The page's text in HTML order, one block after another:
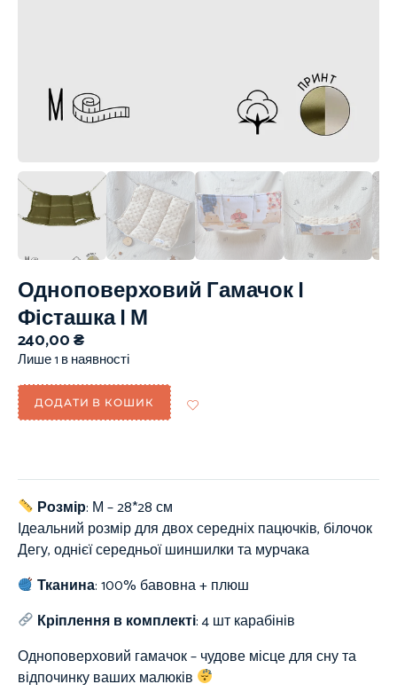
Одноповерховий Гамачок |
Фісташка | М
240,00₴
Лише 1 в наявності
ДОДАТИ В КОШИК
Розмір: М – 28*28 см
Ідеальний розмір для двох середніх пацючків, білочок
Дегу, однієї середньої шиншилки та мурчака
Тканина:100% бавовна + плюш
Кріплення в комплекті: 4 шт карабінів
Одноповерховий гамачок – чудове місце для сну та
відпочинку ваших малюків